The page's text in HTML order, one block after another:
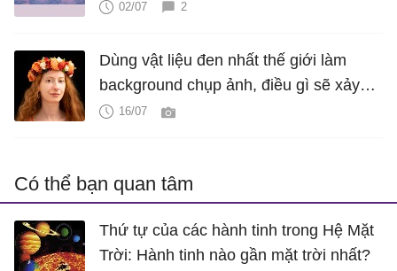
lượng hạt nhân
02/07 2
Dùng vật liệu đen nhất thế giới làm
background chụp ảnh, điều gì sẽ xảy
ra?16/07
Có thể bạn quan tâm
Thứ tự của các hành tinh trong Hệ Mặt
Trời: Hành tinh nào gần mặt trời nhất?